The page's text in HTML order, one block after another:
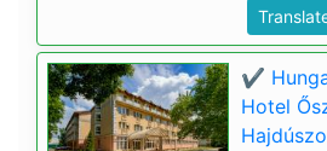
✔️
Hotel